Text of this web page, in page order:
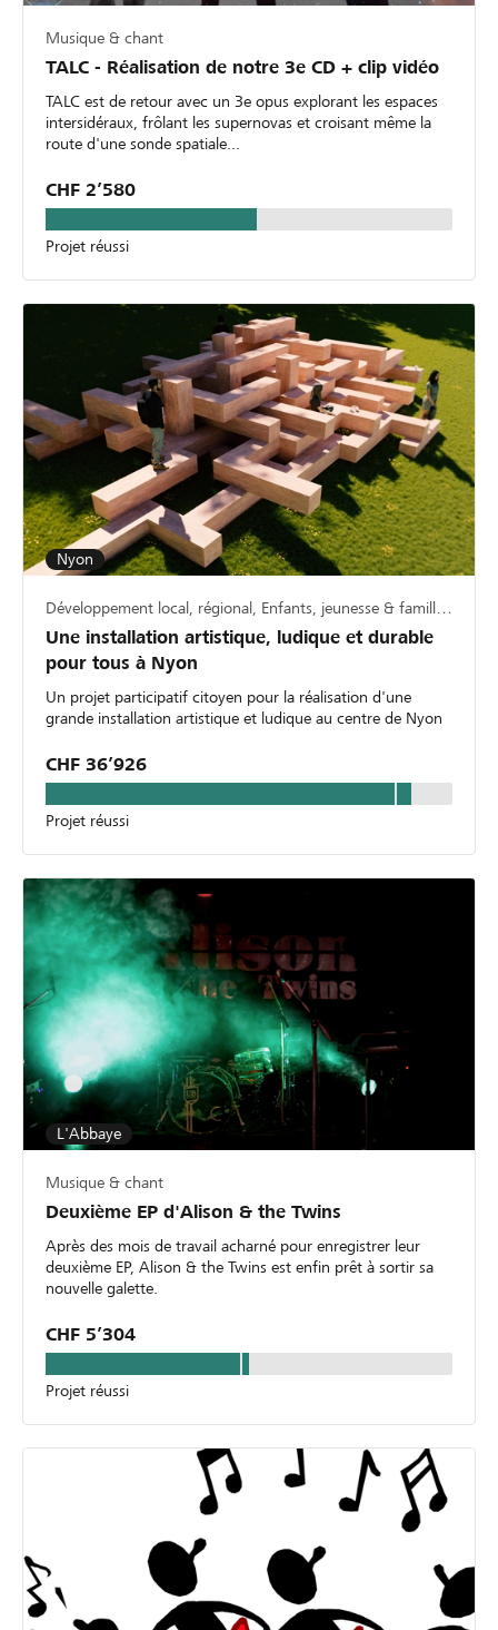
Musique & chant
TALC - Réalisation de notre 3e CD + clip vidéo
TALC est de retour avec un 3e opus explorant les espaces
intersidéraux, frôlant les supernovas et croisant même la
route d'une sonde spatiale...
CHF 2’580
Projet réussi
Nyon
Développement local, régional, Enfants, jeunesse & famille, Culture & art
Une installation artistique, ludique et durable
pour tous à Nyon
Un projet participatif citoyen pour la réalisation d'une
grande installation artistique et ludique au centre de Nyon
CHF 36’926
Projet réussi
L'Abbaye
Musique & chant
Deuxième EP d'Alison & the Twins
Après des mois de travail acharné pour enregistrer leur
deuxième EP, Alison & the Twins est enfin prêt à sortir sa
nouvelle galette.
CHF 5’304
Projet réussi